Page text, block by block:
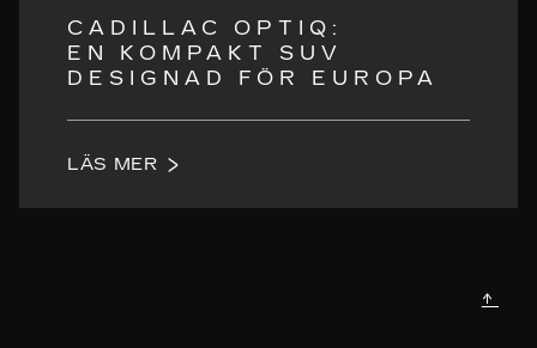
CADILLAC OPTIQ:
EN KOMPAKT SUV
DESIGNAD FÖR EUROPA
LÄS MER
↑